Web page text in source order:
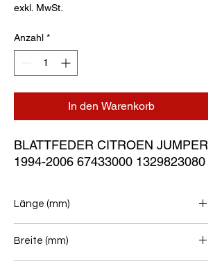
exkl. MwSt.
Anzahl *
In den Warenkorb
BLATTFEDER CITROEN JUMPER
1994-2006 67433000 1329823080
Länge (mm)
Breite (mm)